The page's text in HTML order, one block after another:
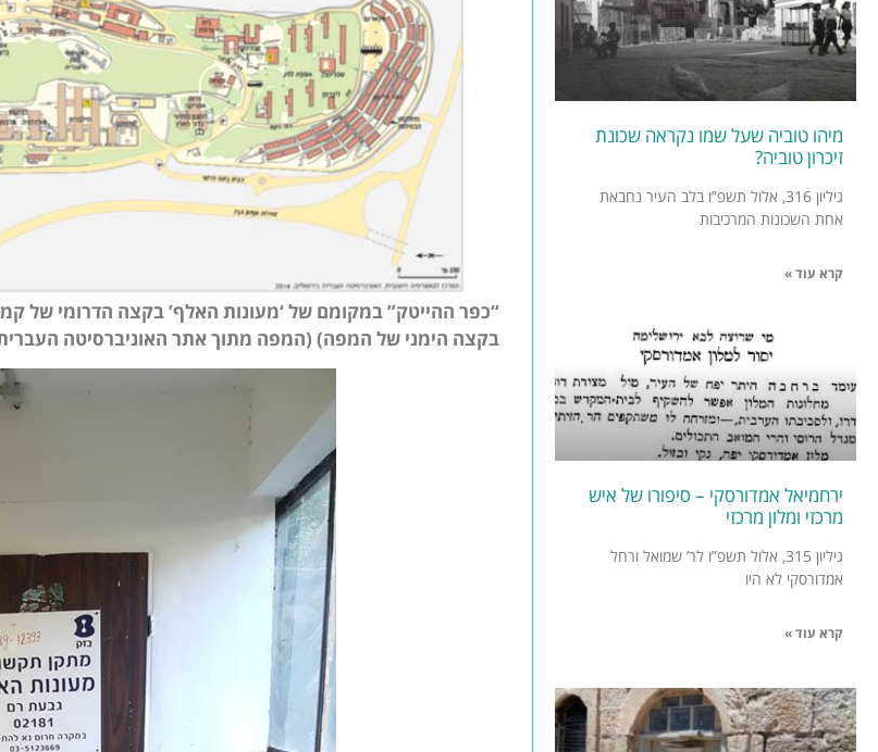
מיהו טוביה שעל שמו נקראה שכונת
זיכרון טוביה?
גיליון 316, אלול תשפ”ו בלב העיר נחבאת
אחת השכונות המרכיבות
קרא עוד »
ירחמיאל אמדורסקי – סיפורו של איש
מרכזי ומלון מרכזי
גיליון 315, אלול תשפ”ו לר’ שמואל ורחל
אמדורסקי לא היו
קרא עוד »
“כפר ההייטק” במקומם של ‘מעונות האלף’ בקצה הדרומי של
בקצה הימני של המפה) (המפה מתוך אתר האוניברסיטה